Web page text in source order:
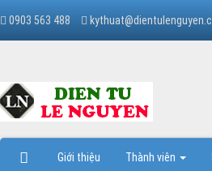
0903 563 488
Giới thiệu Thành viên